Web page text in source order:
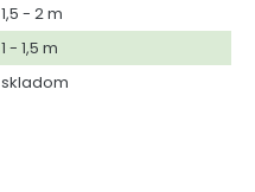
1,5 - 2 m
1 - 1,5 m
skladom